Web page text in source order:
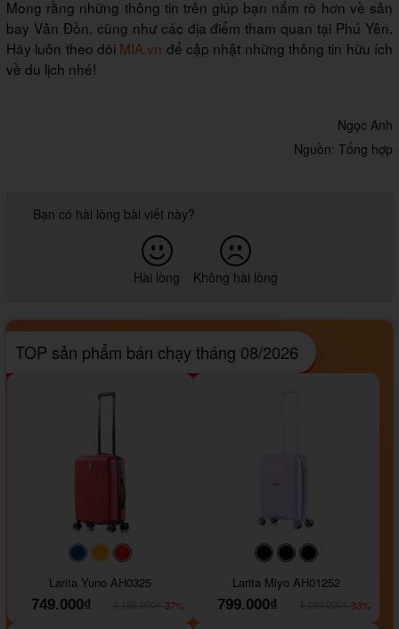
Mong rằng những thông tin trên giúp bạn nắm rõ hơn về sân
bay Vân Đồn, cũng như các địa điểm tham quan tại Phú Yên.
Hãy luôn theo dõi MIA.vn để cập nhật những thông tin hữu ích
về du lịch nhé!
Ngọc Anh
Nguồn: Tổng hợp
Bạn có hài lòng bài viết này?
Hài lòng Không hài lòng
TOP sản phẩm bán chạy tháng 08/2026
#093f69#ffa500
Larita Yuno AH0325
749.000₫
-37%
#000000#000000
Larita Miyo AH01252
799.000₫
-33%